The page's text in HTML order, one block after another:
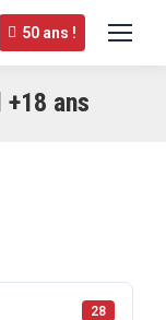
50 ans !
ans
28